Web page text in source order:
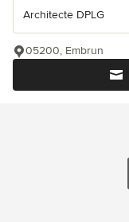
Architecte DPLG
05200, Embrun